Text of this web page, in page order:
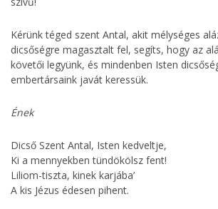
Kérünk téged szent Antal, akit mélységes
dicsőségre magasztalt fel, segíts, hogy az
követői legyünk, és mindenben Isten
embertársaink javát keressük.
Ének
Dicső Szent Antal, Isten kedveltje,
Ki a mennyekben tündökölsz fent!
Liliom-tiszta, kinek karjába’
A kis Jézus édesen pihent.